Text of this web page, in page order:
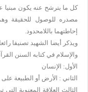
كل ما يترشح عنه يكون مبنيا
مصدره للوصول للحقيقة
إحاطتهما باللامحدود.
ويذكر أيضا الشهيد تصنيفا
والإسلام في كتابه السنن
الأول: الإنسان
الثاني : الأرض أو الطبيعة
الثالث العلاقة المعنوية